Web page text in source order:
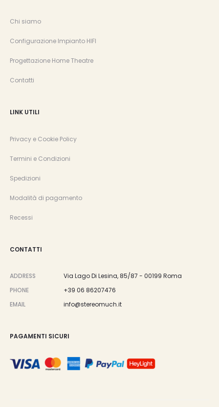
Chi siamo
Configurazione Impianto HIFI
Progettazione Home Theatre
Contatti
LINK UTILI
Privacy e Cookie Policy
Termini e Condizioni
Spedizioni
Modalità di pagamento
Recessi
CONTATTI
ADDRESS
Via Lago Di Lesina, 85/87 - 00199 Roma
PHONE
+39 06 86207476
EMAIL
info@stereomuch.it
PAGAMENTI SICURI